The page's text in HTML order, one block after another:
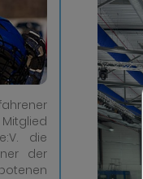
die
der